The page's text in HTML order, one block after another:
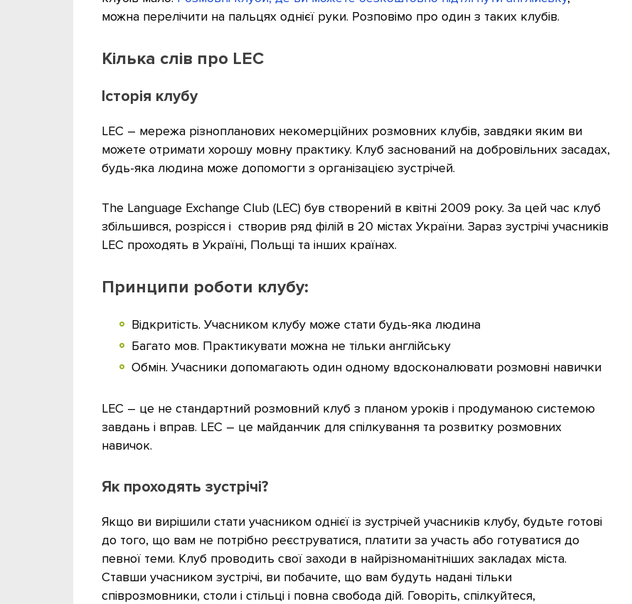
можна перелічити на пальцях однієї руки. Розповімо про один з таких клубів.
Кілька слів про LEC
Історія клубу
LEC – мережа різнопланових некомерційних розмовних клубів, завдяки яким ви
можете отримати хорошу мовну практику. Клуб заснований на добровільних засадах,
будь-яка людина може допомогти з організацією зустрічей.
The Language Exchange Club (LEC) був створений в квітні 2009 року. За цей час клуб
збільшився, розрісся і створив ряд філій в 20 містах України. Зараз зустрічі учасників
LEC проходять в Україні, Польщі та інших країнах.
Принципи роботи клубу:
Відкритість. Учасником клубу може стати будь-яка людина
Багато мов. Практикувати можна не тільки англійську
Обмін. Учасники допомагають один одному вдосконалювати розмовні навички
LEC – це не стандартний розмовний клуб з планом уроків і продуманою системою
завдань і вправ. LEC – це майданчик для спілкування та розвитку розмовних
навичок.
Як проходять зустрічі?
Якщо ви вирішили стати учасником однієї із зустрічей учасників клубу, будьте готові
до того, що вам не потрібно реєструватися, платити за участь або готуватися до
певної теми. Клуб проводить свої заходи в найрізноманітніших закладах міста.
Ставши учасником зустрічі, ви побачите, що вам будуть надані тільки
співрозмовники, столи і стільці і повна свобода дій. Говоріть, спілкуйтеся,